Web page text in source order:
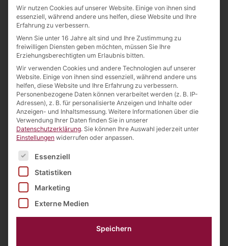
ORT
Versuchsfeld
Kleinbardau
Wir nutzen Cookies auf unserer Website. Einige von ihnen sind
essenziell, während andere uns helfen, diese Website und Ihre
Erfahrung zu verbessern.
Wenn Sie unter 16 Jahre alt sind und Ihre Zustimmung zu
freiwilligen Diensten geben möchten, müssen Sie Ihre
Erziehungsberechtigten um Erlaubnis bitten.
Wir verwenden Cookies und andere Technologien auf unserer
Website. Einige von ihnen sind essenziell, während andere uns
helfen, diese Website und Ihre Erfahrung zu verbessern.
Personenbezogene Daten können verarbeitet werden (z. B. IP-
Adressen), z. B. für personalisierte Anzeigen und Inhalte oder
Anzeigen- und Inhaltsmessung. Weitere Informationen über die
Verwendung Ihrer Daten finden Sie in unserer
Datenschutzerklärung. Sie können Ihre Auswahl jederzeit unter
Einstellungen widerrufen oder anpassen.
Es folgt eine Liste der Service-Gruppen, für die eine
Essenziell
Statistiken
Marketing
Externe Medien
Speichern